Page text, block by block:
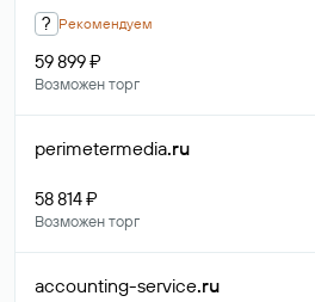
? Рекомендуем
59 899 ₽
Возможен торг
perimetermedia.ru
58 814 ₽
Возможен торг
accounting-service.ru